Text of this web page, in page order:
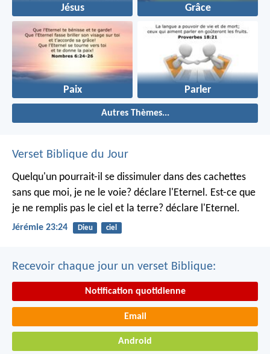
Jésus Grâce
Paix Parler
Autres Thèmes...
Verset Biblique du Jour
Quelqu'un pourrait-il se dissimuler dans des cachettes
sans que moi, je ne le voie? déclare l'Eternel. Est-ce que
je ne remplis pas le ciel et la terre? déclare l'Eternel.
Jérémie 23:24 Dieu ciel
Recevoir chaque jour un verset Biblique:
Notification quotidienne
Email
Android